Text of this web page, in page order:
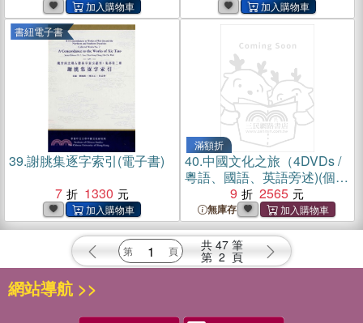
書紐電子書
39.謝朓集逐字索引(電子書)
7
1330
滿額折
40.中國文化之旅（4DVDs /
粵語、國語、英語旁述)(個人
/ 家用版）
9 2565
無庫存
共 47 筆
第 2 頁
網站導航 >>